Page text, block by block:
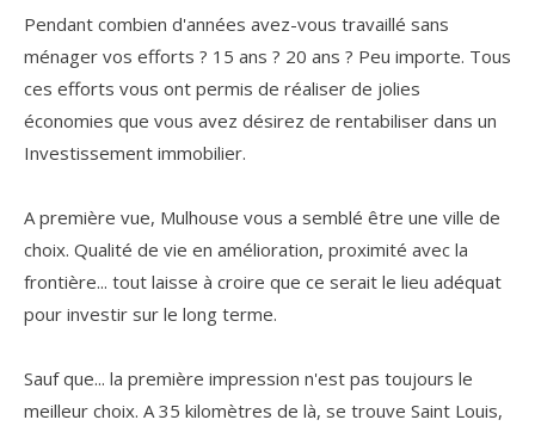
Pendant combien d'années avez-vous travaillé sans
ménager vos efforts ? 15 ans ? 20 ans ? Peu importe. Tous
ces efforts vous ont permis de réaliser de jolies
économies que vous avez désirez de rentabiliser dans un
Investissement immobilier.
A première vue, Mulhouse vous a semblé être une ville de
choix. Qualité de vie en amélioration, proximité avec la
frontière... tout laisse à croire que ce serait le lieu adéquat
pour investir sur le long terme.
Sauf que... la première impression n'est pas toujours le
meilleur choix. A 35 kilomètres de là, se trouve Saint Louis,
COUPS DE COEUR EXCLUSIVITÉS
RECHERCHER